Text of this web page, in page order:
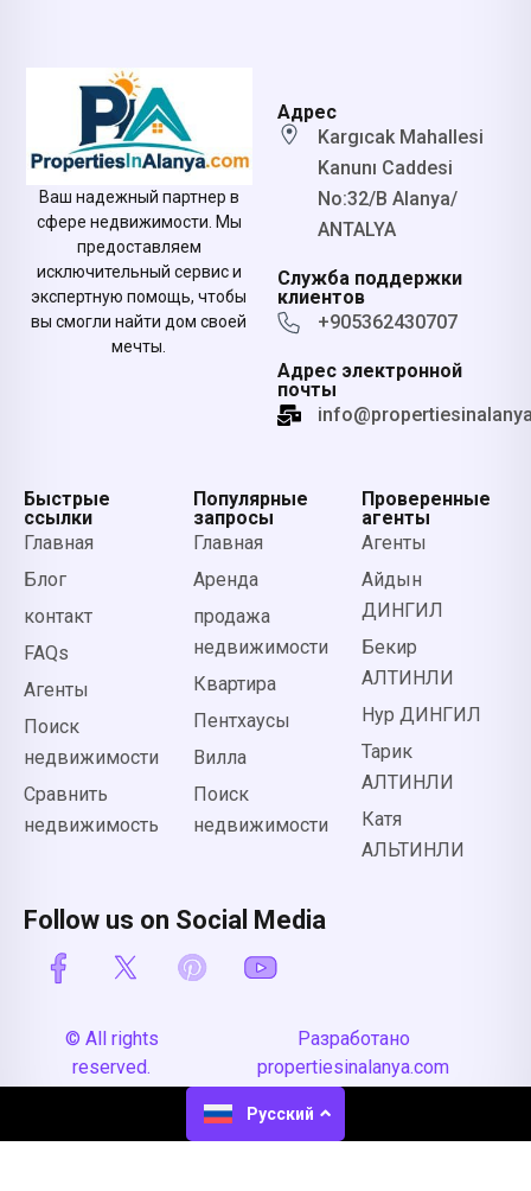
Ваш надежный партнер в
сфере недвижимости. Мы
предоставляем
исключительный сервис и
экспертную помощь, чтобы
вы смогли найти дом своей
мечты.
Адрес
Kargıcak Mahallesi
Kanunı Caddesi
No:32/B Alanya/
ANTALYA
Служба поддержки
клиентов
+905362430707
Адрес электронной
почты
Быстрые
ссылки
Главная
Блог
контакт
FAQs
Агенты
Поиск
недвижимости
Сравнить
недвижимость
Популярные
запросы
Главная
Аренда
продажа
недвижимости
Квартира
Пентхаусы
Вилла
Поиск
недвижимости
Проверенные
агенты
Агенты
Айдын
ДИНГИЛ
Бекир
АЛТИНЛИ
Нур ДИНГИЛ
Тарик
АЛТИНЛИ
Катя
АЛЬТИНЛИ
Follow us on Social Media
© All rights
reserved.
Разработано
propertiesinalanya.com
Русский